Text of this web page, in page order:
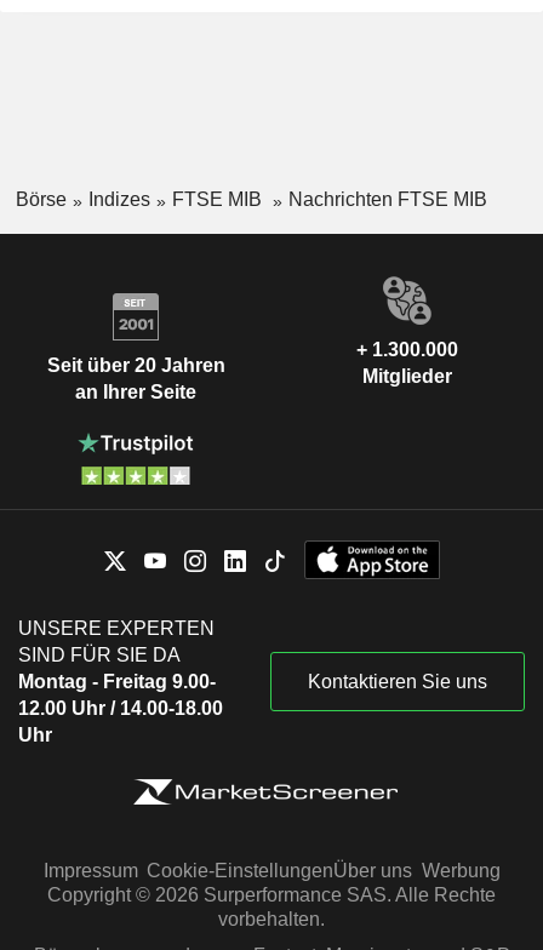
Börse Indizes FTSE MIB Nachrichten FTSE MIB
Seit über 20 Jahren
an Ihrer Seite
+ 1.300.000
Mitglieder
UNSERE EXPERTEN
SIND FÜR SIE DA
Montag - Freitag 9.00-
12.00 Uhr / 14.00-18.00
Uhr
Kontaktieren Sie uns
Impressum Cookie-EinstellungenÜber uns Werbung
Copyright © 2026 Surperformance SAS. Alle Rechte
vorbehalten.